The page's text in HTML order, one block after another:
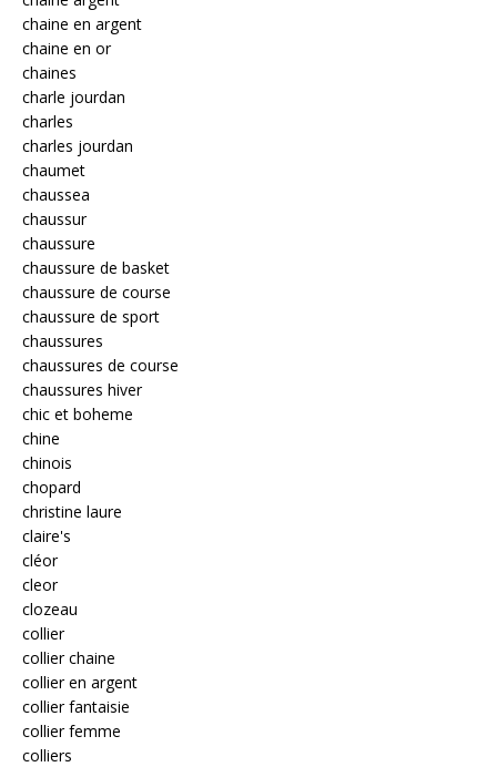
chaine en argent
chaine en or
chaines
charle jourdan
charles
charles jourdan
chaumet
chaussea
chaussur
chaussure
chaussure de basket
chaussure de course
chaussure de sport
chaussures
chaussures de course
chaussures hiver
chic et boheme
chine
chinois
chopard
christine laure
claire's
cléor
cleor
clozeau
collier
collier chaine
collier en argent
collier fantaisie
collier femme
colliers